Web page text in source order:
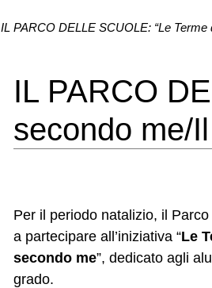
IL PARCO DELLE SCUOLE: “Le
IL PARCO
secondo me/
Per il periodo natalizio, il
a partecipare all’iniziativa “Le
secondo me”, dedicato agli
grado.